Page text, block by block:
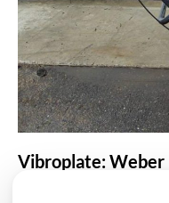
Vibroplate: Weber